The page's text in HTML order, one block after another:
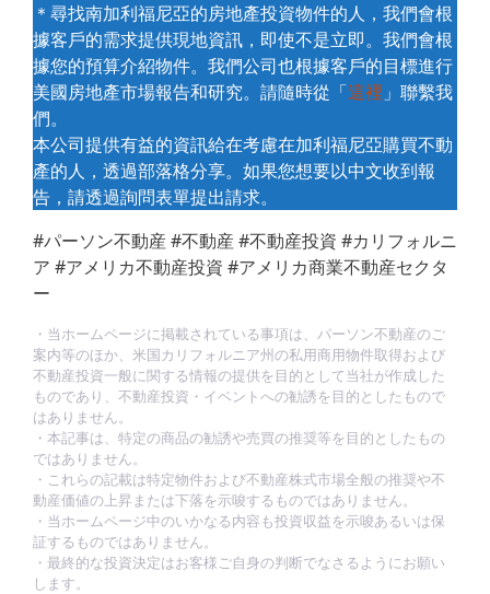
＊尋找南加利福尼亞的房地產投資物件的人，我們會根
據客戶的需求提供現地資訊，即使不是立即。我們會根
據您的預算介紹物件。我們公司也根據客戶的目標進行
美國房地產市場報告和研究。請隨時從「這裡 」聯繫我
們。
本公司提供有益的資訊給在考慮在加利福尼亞購買不動
產的人，透過部落格分享。如果您想要以中文收到報
告，請透過詢問表單提出請求。
#パーソン不動産 #不動産 #不動産投資 #カリフォルニ
ア #アメリカ不動産投資 #アメリカ商業不動産セクタ
ー
・当ホームページに掲載されている事項は、パーソン不動産のご
案内等のほか、米国カリフォルニア州の私用商用物件取得および
不動産投資一般に関する情報の提供を目的として当社が作成した
ものであり、不動産投資・イベントへの勧誘を目的としたもので
はありません。
・本記事は、特定の商品の勧誘や売買の推奨等を目的としたもの
ではありません。
・これらの記載は特定物件および不動産株式市場全般の推奨や不
動産価値の上昇または下落を示唆するものではありません。
・当ホームページ中のいかなる内容も投資収益を示唆あるいは保
証するものではありません。
・最終的な投資決定はお客様ご自身の判断でなさるようにお願い
します。